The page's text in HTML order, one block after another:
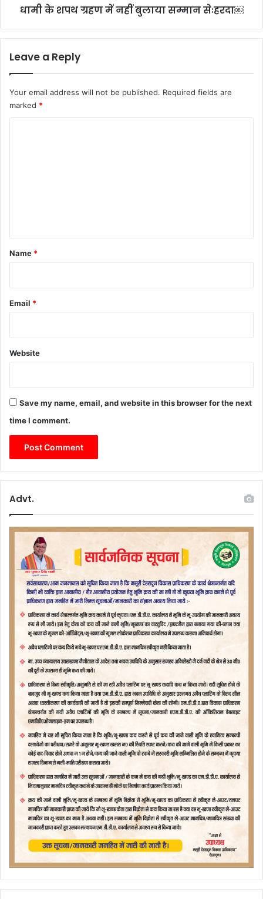
धामी के शपथ ग्रहण में नहीं बुलाया सम्मान सेःहरदा￼
Leave a Reply
Your email address will not be published. Required fields are
marked *
*
Name *
Email *
Website
Save my name, email, and website in this browser for the next
time I comment.
Advt.